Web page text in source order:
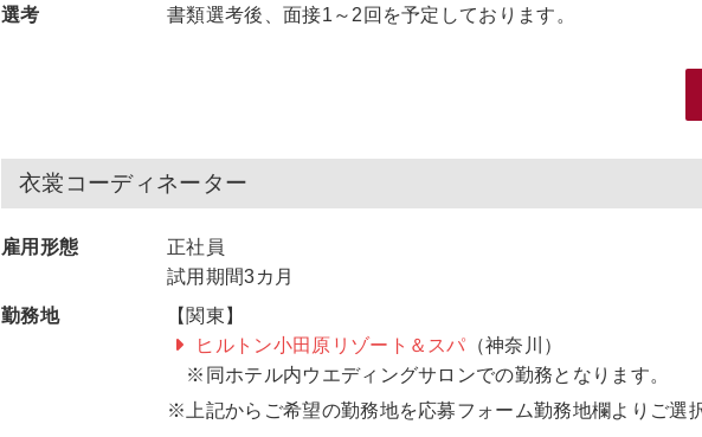
選考
書類選考後、面接1～2回を予定しております。
衣裳コーディネーター
雇用形態
正社員
試用期間3カ月
勤務地
【関東】
ヒルトン小田原リゾート＆スパ （神奈川）
※同ホテル内ウエディングサロンでの勤務となります。
※上記からご希望の勤務地を応募フォーム勤務地欄よりご選